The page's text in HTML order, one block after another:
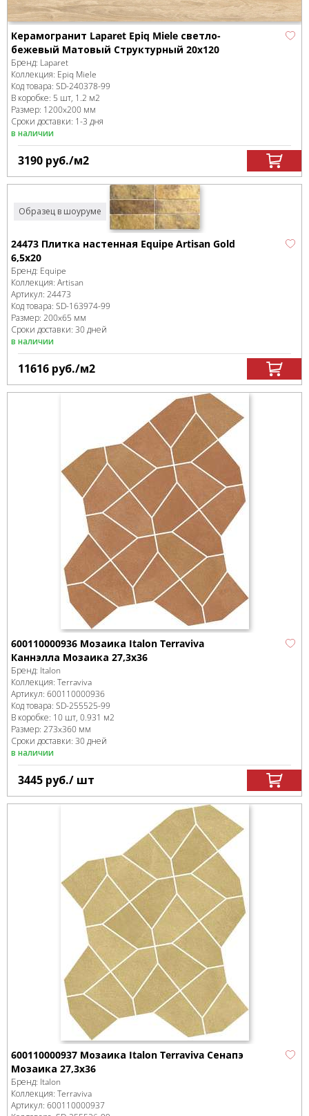
Керамогранит Laparet Epiq Miele светло-
бежевый Матовый Структурный 20x120
Бренд: Laparet
Коллекция: Epiq Miele
Код товара: SD-240378-99
В коробке: 5 шт, 1.2 м2
Размер: 1200x200 мм
Сроки доставки: 1-3 дня
в наличии
3190 руб./м2
Образец в шоуруме
24473 Плитка настенная Equipe Artisan Gold
6,5x20
Бренд: Equipe
Коллекция: Artisan
Артикул: 24473
Код товара: SD-163974-99
Размер: 200x65 мм
Сроки доставки: 30 дней
в наличии
11616 руб./м2
600110000936 Мозаика Italon Terraviva
Каннэлла Мозаика 27,3x36
Бренд: Italon
Коллекция: Terraviva
Артикул: 600110000936
Код товара: SD-255525-99
В коробке: 10 шт, 0.931 м2
Размер: 273x360 мм
Сроки доставки: 30 дней
в наличии
3445 руб./ шт
600110000937 Мозаика Italon Terraviva Сенапэ
Мозаика 27,3x36
Бренд: Italon
Коллекция: Terraviva
Артикул: 600110000937